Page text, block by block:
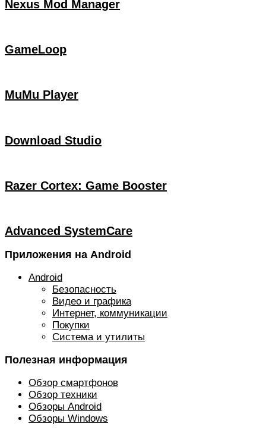
Nexus Mod Manager
GameLoop
MuMu Player
Download Studio
Razer Cortex: Game Booster
Advanced SystemCare
Приложения на Android
Android
Безопасность
Видео и графика
Интернет, коммуникации
Покупки
Система и утилиты
Полезная информация
Обзор смартфонов
Обзор техники
Обзоры Android
Обзоры Windows